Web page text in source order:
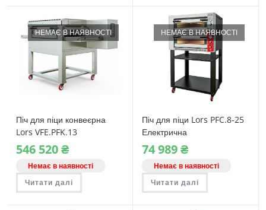
НЕМАЄ В НАЯВНОСТІ
Піч для піци конвеєрна
Lors VFE.PFK.13
електрична
546‎ 520₴
Немає в наявності
Читати далі
НЕМАЄ В НАЯВНОСТІ
Піч для піци Lors PFC.8-25
Електрична
74‎ 989₴
Немає в наявності
Читати далі